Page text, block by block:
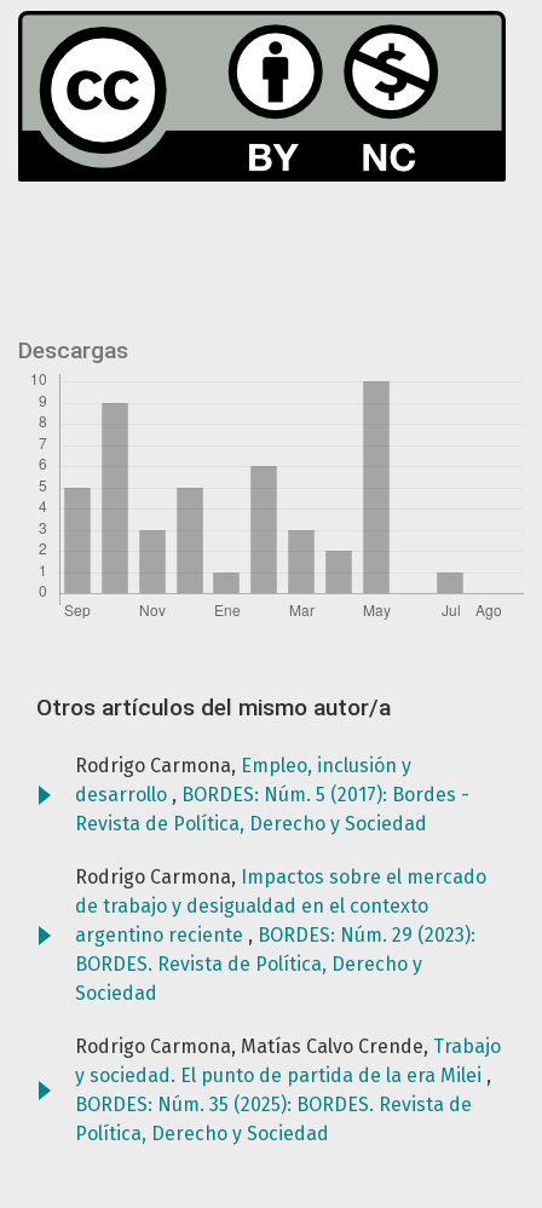
Descargas
Otros artículos del mismo autor/a
Rodrigo Carmona, Empleo, inclusión y
desarrollo , BORDES: Núm. 5 (2017): Bordes -
Revista de Política, Derecho y Sociedad
Rodrigo Carmona, Impactos sobre el mercado
de trabajo y desigualdad en el contexto
argentino reciente , BORDES: Núm. 29 (2023):
BORDES. Revista de Política, Derecho y
Sociedad
Rodrigo Carmona, Matías Calvo Crende, Trabajo
y sociedad. El punto de partida de la era Milei ,
BORDES: Núm. 35 (2025): BORDES. Revista de
Política, Derecho y Sociedad